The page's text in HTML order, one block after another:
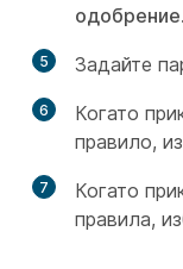
одобрение.
5 Задайте
6
Когато
правило,
7
Когато
правила,